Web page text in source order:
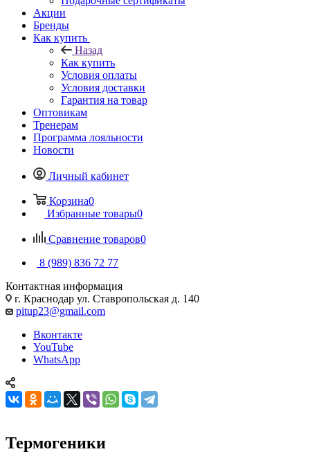
Акции
Бренды
Как купить
Назад
Как купить
Условия оплаты
Условия доставки
Гарантия на товар
Оптовикам
Тренерам
Программа лояльности
Новости
Личный кабинет
Корзина0
Избранные товары0
Сравнение товаров0
8 (989) 836 72 77
Контактная информация
г. Краснодар ул. Ставропольская д. 140
pitup23@gmail.com
Вконтакте
YouTube
WhatsApp
Термогеники